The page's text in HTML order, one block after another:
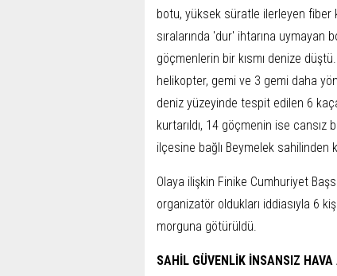
botu, yüksek süratle ilerleyen fiber
sıralarında 'dur' ihtarına
göçmenlerin bir kısmı denize
helikopter, gemi ve 3 gemi daha
deniz yüzeyinde tespit edilen 6
kurtarıldı, 14 göçmenin ise cansız
ilçesine bağlı Beymelek sahilinden
Olaya ilişkin Finike Cumhuriyet
organizatör oldukları iddiasıyla 6
morguna götürüldü.
SAHİL GÜVENLİK İNSANSIZ